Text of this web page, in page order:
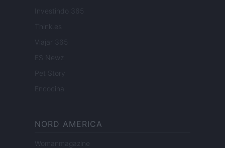
Investindo 365
Think.es
Viajar 365
ES Newz
Pet Story
Encocina
NORD AMERICA
Womanmagazine